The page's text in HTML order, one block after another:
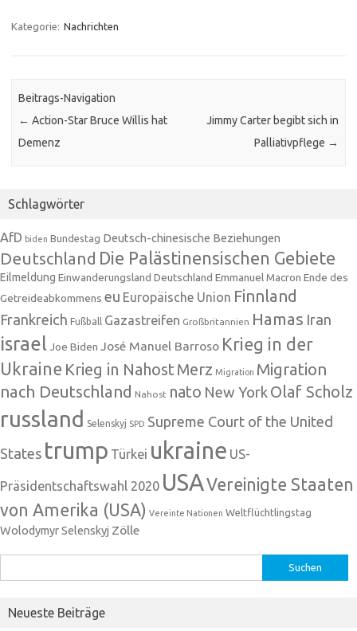
Kategorie: Nachrichten
Beitrags-Navigation
← Action-Star Bruce Willis hat
Demenz
Jimmy Carter begibt sich in
Palliativpflege →
Schlagwörter
AfD biden Bundestag Deutsch-chinesische Beziehungen
Deutschland Die Palästinensischen Gebiete
Eilmeldung Einwanderungsland Deutschland Emmanuel Macron Ende des
Getreideabkommens eu Europäische Union Finnland
Frankreich Fußball Gazastreifen Großbritannien Hamas Iran
israel Joe Biden José Manuel Barroso Krieg in der
Ukraine Krieg in NahostMerz Migration Migration
nach Deutschland Nahost nato New YorkOlaf Scholz
russland Selenskyj SPD Supreme Court of the United
States trump Türkei ukraine US-
Präsidentschaftswahl 2020 USAVereinigte Staaten
von Amerika (USA) Vereinte Nationen Weltflüchtlingstag
Wolodymyr Selenskyj Zölle
nach:
Neueste Beiträge